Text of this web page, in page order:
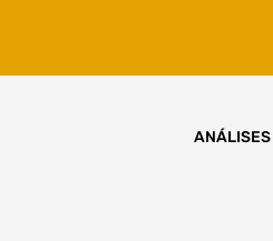
ANÁLISES